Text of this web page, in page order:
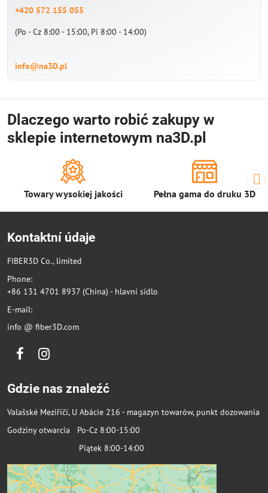
+420 572 155 055
(Po - Cz 8:00 - 15:00, Pi 8:00 - 14:00)
info@na3D.pl
Dlaczego warto robić zakupy w
sklepie internetowym na3D.pl
Towary wysokiej jakości Pełna gama do druku 3D
Kontaktní údaje
FIBER3D Co., limited
Phone:
+86 131 4701 8937 (China) - hlavní sídlo
E-mail:
info @ fiber3D.com
FacebookInstagram
Gdzie nas znaleźć
Valašské Meziříčí, U Abácie 216 - magazyn towarów, punkt dozowania
Godziny otwarcia Po-Cz 8:00-15:00
Piątek 8:00-14:00